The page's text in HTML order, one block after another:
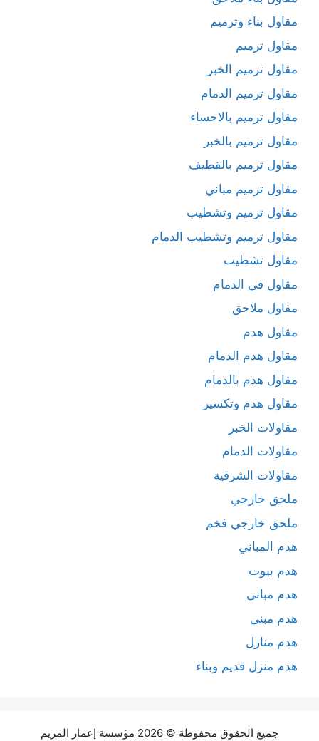
مقاول بناء وترميم
مقاول ترميم
مقاول ترميم الخبر
مقاول ترميم الدمام
مقاول ترميم بالاحساء
مقاول ترميم بالخبر
مقاول ترميم بالقطيف
مقاول ترميم مباني
مقاول ترميم وتشطيب
مقاول ترميم وتشطيب الدمام
مقاول تشطيب
مقاول في الدمام
مقاول ملاحق
مقاول هدم
مقاول هدم الدمام
مقاول هدم بالدمام
مقاول هدم وتكسير
مقاولات الخبر
مقاولات الدمام
مقاولات الشرقية
ملحق خارجي
ملحق خارجي فخم
هدم المباني
هدم بيوت
هدم مباني
هدم مبنى
هدم منازل
هدم منزل قديم وبناء
جميع الحقوق محفوظة © 2026 مؤسسة إعمار المريم